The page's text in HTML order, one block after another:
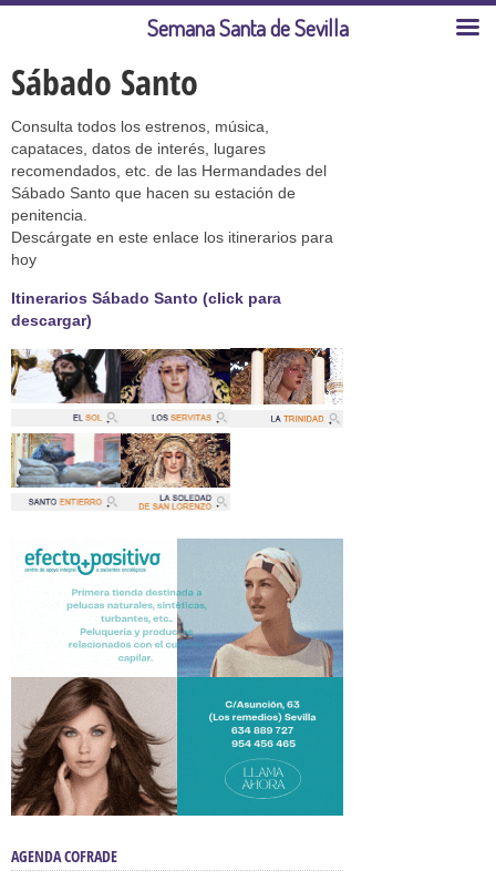
Sábado Santo
Consulta todos los estrenos, música,
capataces, datos de interés, lugares
recomendados, etc. de las Hermandades del
Sábado Santo que hacen su estación de
penitencia.
Descárgate en este enlace los itinerarios para
hoy
Itinerarios Sábado Santo (click para
descargar)
AGENDA COFRADE
Semana Santa de Sevilla